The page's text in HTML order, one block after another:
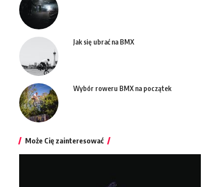
Jak się ubrać na BMX
Wybór roweru BMX na początek
Może Cię zainteresować